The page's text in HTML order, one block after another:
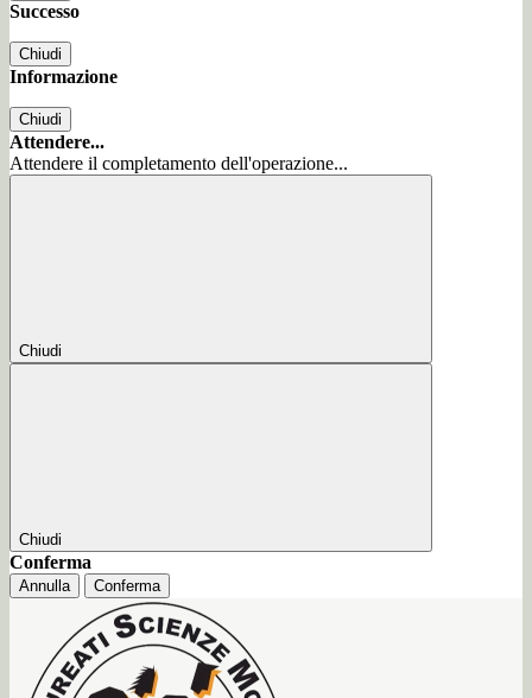
Successo
Chiudi
Informazione
Chiudi
Attendere...
Attendere il completamento dell'operazione...
Chiudi
Chiudi
Conferma
Annulla Conferma